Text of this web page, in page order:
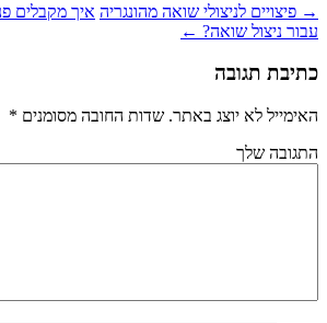
→ פיצויים לניצולי שואה מהונגריה איך מקבלים
עבור ניצול שואה? ←
כתיבת תגובה
האימייל לא יוצג באתר. שדות החובה מסומנים *
התגובה שלך